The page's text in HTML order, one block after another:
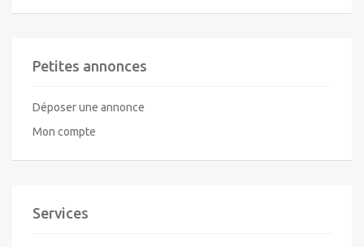
Petites annonces
Déposer une annonce
Mon compte
Services